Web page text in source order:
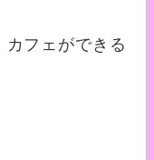
カフェができる